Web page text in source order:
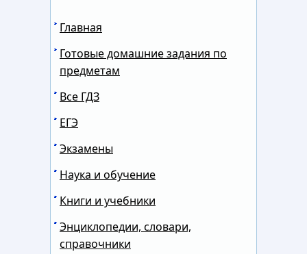
Главная
Готовые домашние задания по
предметам
Все ГДЗ
ЕГЭ
Экзамены
Наука и обучение
Книги и учебники
Энциклопедии, словари,
справочники